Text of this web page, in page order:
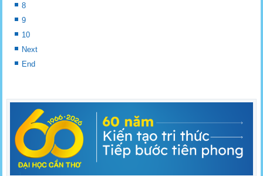
8
9
10
Next
End